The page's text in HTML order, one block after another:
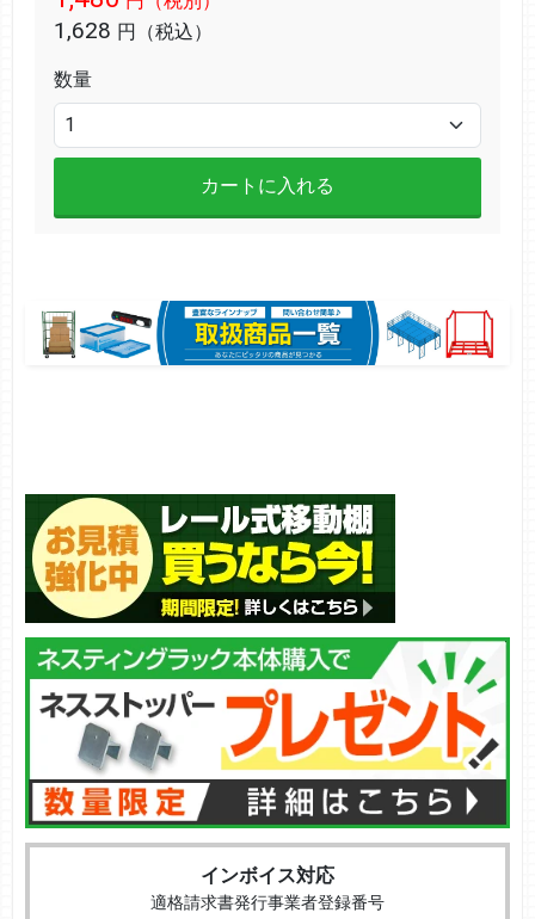
インボイス対応
適格請求書発行事業者登録番号
1,628 円（税込）
数量
カートに入れる